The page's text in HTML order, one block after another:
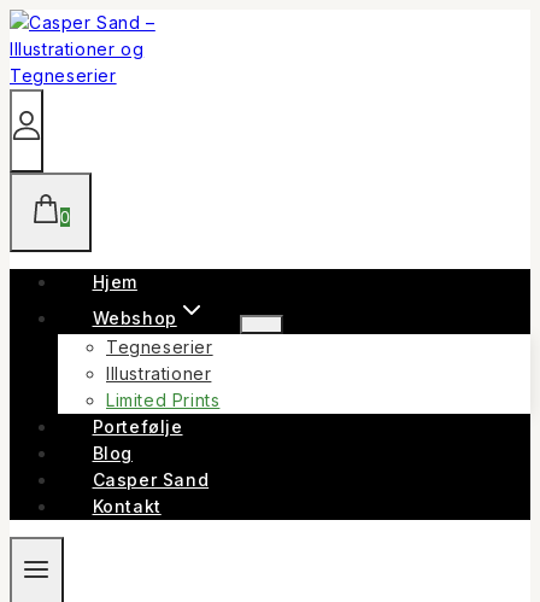
Skip
to
content
0
Hjem
Webshop
Tegneserier
Illustrationer
Limited Prints
Portefølje
Blog
Casper Sand
Kontakt